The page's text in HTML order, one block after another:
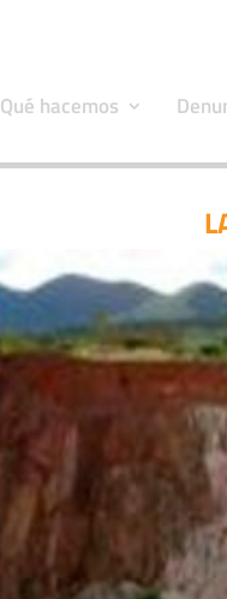
Qué hacemos